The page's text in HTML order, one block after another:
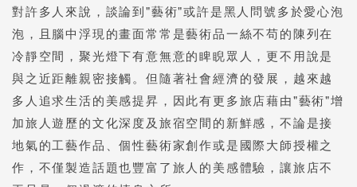
對許多人來說，談論到"藝術"或許是黑人問號多於愛心泡
泡，且腦中浮現的畫面常常是藝術品一絲不苟的陳列在
冷靜空間，聚光燈下有意無意的睥睨眾人，更不用說是
與之近距離親密接觸。但隨著社會經濟的發展，越來越
多人追求生活的美感提昇，因此有更多旅店藉由"藝術"增
加旅人遊歷的文化深度及旅宿空間的新鮮感，不論是接
地氣的工藝作品、個性藝術家創作或是國際大師授權之
作，不僅製造話題也豐富了旅人的美感體驗，讓旅店不